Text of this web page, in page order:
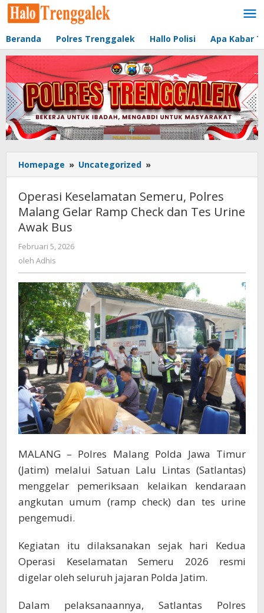
Lewati
ke
Beranda Polres Trenggalek Hallo Polisi Apa Kabar
Homepage » Uncategorized »
Keselamatan
Polres
Malang
Tes
Urine
Awak
Bus
Operasi Keselamatan Semeru, Polres
Malang Gelar Ramp Check dan Tes Urine
Awak Bus
Februari 5, 2026
oleh Adhis
MALANG – Polres Malang Polda Jawa Timur
(Jatim) melalui Satuan Lalu Lintas (Satlantas)
menggelar pemeriksaan kelaikan kendaraan
angkutan umum (ramp check) dan tes urine
pengemudi.
Kegiatan itu dilaksanakan sejak hari Kedua
Operasi Keselamatan Semeru 2026 resmi
digelar oleh seluruh jajaran Polda Jatim.
Dalam pelaksanaannya, Satlantas Polres